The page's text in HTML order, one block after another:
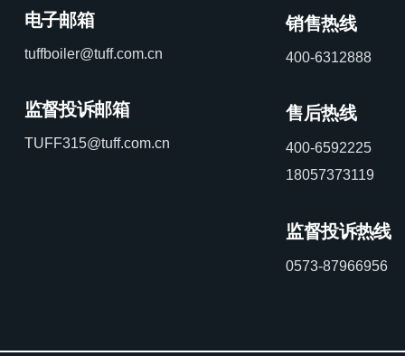
电子邮箱
tuffboiler@tuff.com.cn
监督投诉邮箱
TUFF315@tuff.com.cn
销售热线
400-6312888
售后热线
400-6592225
18057373119
监督投诉热线
0573-87966956